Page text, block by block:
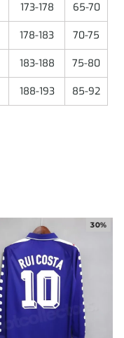
173-178 65-70
178-183 70-75
183-188 75-80
188-193 85-92
30%